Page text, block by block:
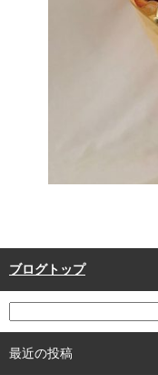
ブログトップ
最近の投稿